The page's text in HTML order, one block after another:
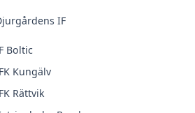
IF
Boltic
Kungälv
Rättvik